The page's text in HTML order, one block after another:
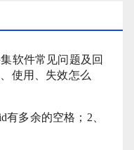
软件常见问题及回
使用、失效怎么
多余的空格；2、